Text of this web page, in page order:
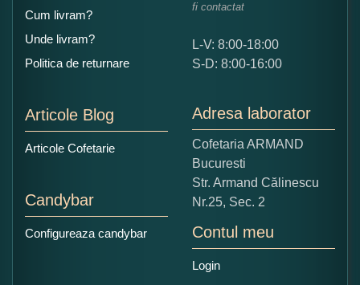
Ce nota acordati acestui produs?
5
Copiati alaturi numarul din imagine:
Cum livram?
Unde livram?
Politica de returnare
Articole Blog
Articole Cofetarie
Candybar
Configureaza candybar
fi contactat
L-V: 8:00-18:00
S-D: 8:00-16:00
Adresa laborator
Cofetaria ARMAND
Bucuresti
Str. Armand Călinescu
Nr.25, Sec. 2
Contul meu
Login